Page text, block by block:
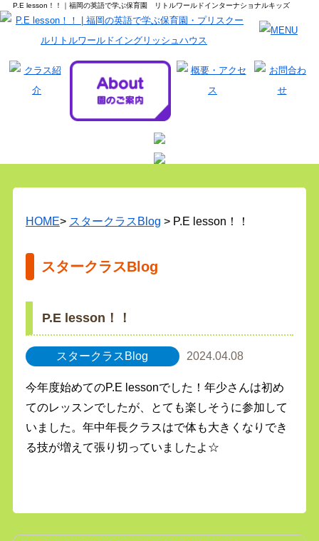
P.E lesson！！｜福岡の英語で学ぶ保育園 リトルワールドインターナショナルキッズ
HOME> スタークラスBlog > P.E lesson！！
スタークラスBlog
P.E lesson！！
スタークラスBlog 2024.04.08
今年度始めてのP.E lessonでした！年少さんは初め
てのレッスンでしたが、とても楽しそうに参加して
いました。年中年長クラスはで体も大きくなりでき
る技が増えて張り切っていましたよ☆